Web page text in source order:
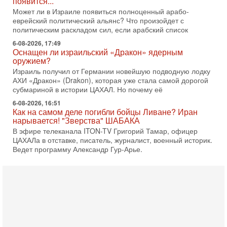
оружием?
Израиль получил от Германии новейшую подводную лодку
АХИ «Дракон» (Drakon), которая уже стала самой дорогой
6-08-2026, 16:51
Как на самом деле погибли бойцы Ливане? Иран
нарывается! "Зверства" ШАБАКА
В эфире телеканала ITON-TV Григорий Тамар, офицер
ЦАХАЛа в отставке, писатель, журналист, военный историк.
6-08-2026, 08:20
«Дракон» усилил ВМС Израиля - НОВОСТИ
06/08/2026
Германия передала Израилю новейшую подводную лодку
АХИ «Дракон», которую называют самой мощной